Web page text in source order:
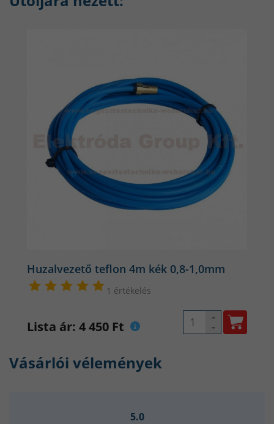
Huzalvezető teflon 4m kék 0,8-1,0mm
1 értékelés
Lista ár: 4 450 Ft
Vásárlói vélemények
5.0